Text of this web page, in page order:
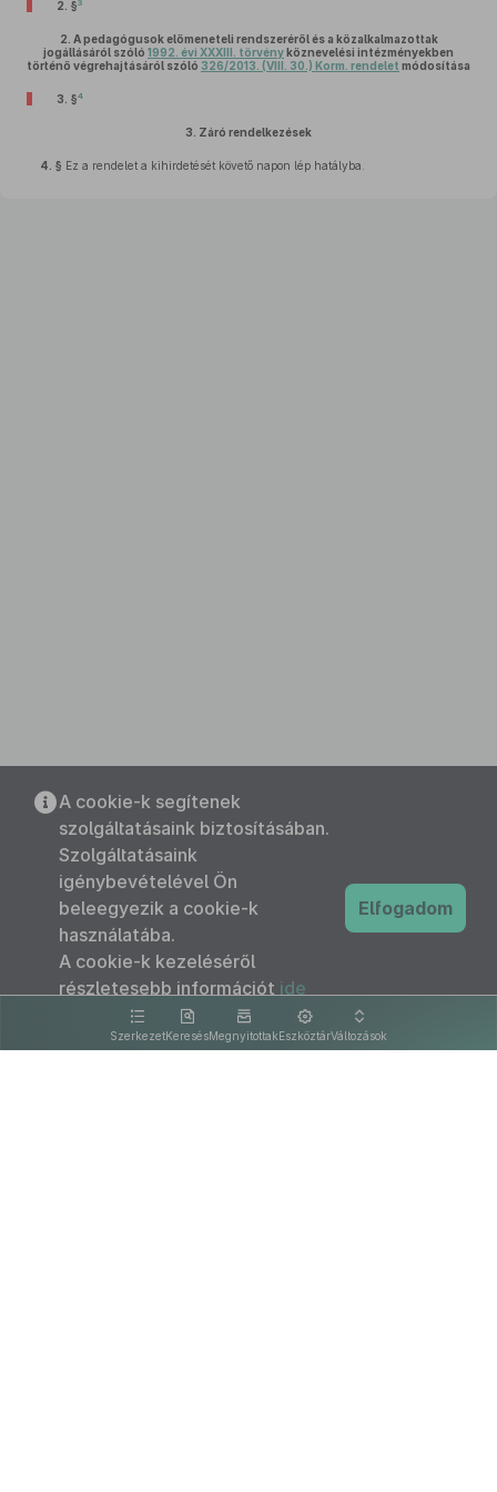
2. §3
2. A pedagógusok előmeneteli rendszeréről és a közalkalmazottak
jogállásáról szóló 1992. évi XXXIII. törvényköznevelési intézményekben
történő végrehajtásáról szóló 326/2013. (VIII. 30.) Korm. rendelet módosítása
3. §4
3. Záró rendelkezések
4. § Ez a rendelet a kihirdetését követő napon lép hatályba.
SzerkezetKeresésMegnyitottakEszköztárVáltozások
A cookie-k segítenek
szolgáltatásaink biztosításában.
Szolgáltatásaink
igénybevételével Ön
beleegyezik a cookie-k
használatába.
A cookie-k kezeléséről
részletesebb információt ide
kattintva olvashat.
Elfogadom